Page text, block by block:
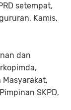
setempat,
Kamis,
dan
Masyarakat,
SKPD,